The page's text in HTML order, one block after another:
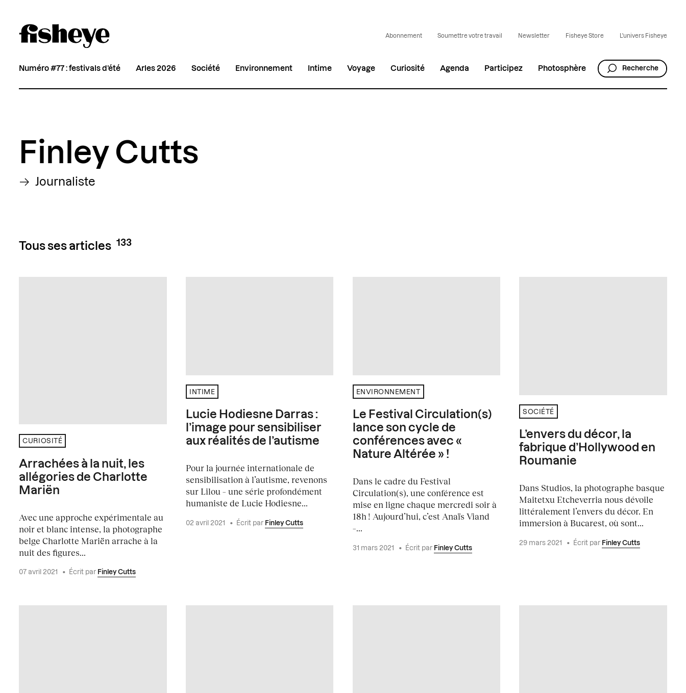
Abonnement Soumettre votre travail Newsletter Fisheye Store L'univers Fisheye
Numéro #77 : festivals d’été Arles 2026 Société Environnement Intime Voyage Curiosité Agenda Participez Photosphère Recherche
Finley Cutts
Journaliste
Tous ses articles 133
CURIOSITÉ
Arrachées à la nuit, les
allégories de Charlotte
Mariën
Avec une approche expérimentale au
noir et blanc intense, la photographe
belge Charlotte Mariën arrache à la
nuit des figures...
07 avril 2021 • Écrit par Finley Cutts
INTIME
Lucie Hodiesne Darras :
l’image pour sensibiliser
aux réalités de l’autisme
Pour la journée internationale de
sensibilisation à l’autisme, revenons
sur Lilou – une série profondément
humaniste de Lucie Hodiesne...
02 avril 2021 • Écrit par Finley Cutts
ENVIRONNEMENT
Le Festival Circulation(s)
lance son cycle de
conférences avec «
Nature Altérée » !
Dans le cadre du Festival
Circulation(s), une conférence est
mise en ligne chaque mercredi soir à
18h ! Aujourd’hui, c’est Anaïs Viand
–...
31 mars 2021 • Écrit par Finley Cutts
SOCIÉTÉ
L’envers du décor, la
fabrique d’Hollywood en
Roumanie
Dans Studios, la photographe basque
Maitetxu Etcheverria nous dévoile
littéralement l’envers du décor. En
immersion à Bucarest, où sont...
29 mars 2021 • Écrit par Finley Cutts